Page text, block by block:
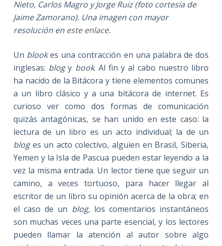
Nieto, Carlos Magro y Jorge Ruiz (foto cortesía de
Jaime Zamorano). Una imagen con mayor
resolución en este enlace.
Un blookes una contracción en una palabra de dos
inglesas: blogy book. Al fin y al cabo nuestro libro
ha nacido de la Bitácora y tiene elementos comunes
a un libro clásico y a una bitácora de internet. Es
curioso ver como dos formas de comunicación
quizás antagónicas, se han unido en este caso: la
lectura de un libro es un acto individual; la de un
bloges un acto colectivo, alguien en Brasil, Siberia,
Yemen y la Isla de Pascua pueden estar leyendo a la
vez la misma entrada. Un lector tiene que seguir un
camino, a veces tortuoso, para hacer llegar al
escritor de un libro su opinión acerca de la obra; en
el caso de un blog,los comentarios instantáneos
son muchas veces una parte esencial, y los lectores
pueden llamar la atención al autor sobre algo